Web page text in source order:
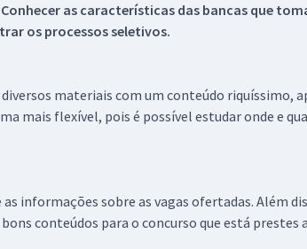
as características das bancas que
os processos seletivos.
materiais com um conteúdo riquíssimo,
mais flexível, pois é possível estudar onde e
informações sobre as vagas ofertadas. Além
conteúdos para o concurso que está prestes a